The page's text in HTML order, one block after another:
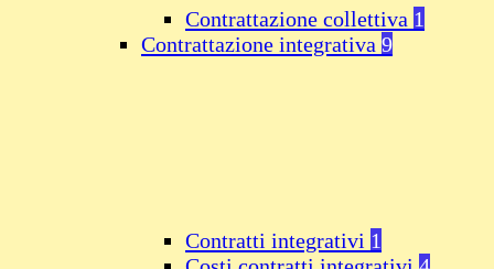
Contrattazione collettiva 1
Contrattazione integrativa 9
Contratti integrativi 1